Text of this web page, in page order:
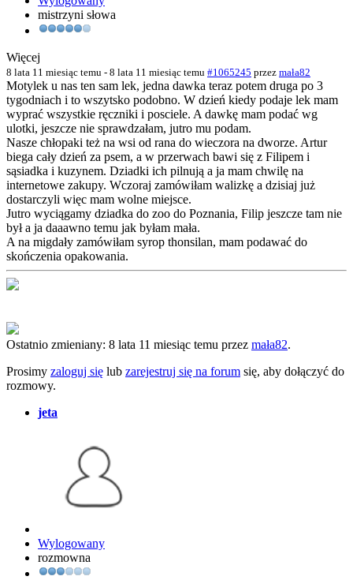
mistrzyni słowa
Więcej
8 lata 11 miesiąc temu - 8 lata 11 miesiąc temu #1065245 przez mała82
Motylek u nas ten sam lek, jedna dawka teraz potem druga po 3
tygodniach i to wszytsko podobno. W dzień kiedy podaje lek mam
wyprać wszystkie ręczniki i posciele. A dawkę mam podać wg
ulotki, jeszcze nie sprawdzałam, jutro mu podam.
Nasze chłopaki też na wsi od rana do wieczora na dworze. Artur
biega cały dzień za psem, a w przerwach bawi się z Filipem i
sąsiadka i kuzynem. Dziadki ich pilnują a ja mam chwilę na
internetowe zakupy. Wczoraj zamówiłam walizkę a dzisiaj już
dostarczyli więc mam wolne miejsce.
Jutro wyciągamy dziadka do zoo do Poznania, Filip jeszcze tam nie
był a ja daaawno temu jak byłam mała.
A na migdały zamówiłam syrop thonsilan, mam podawać do
skończenia opakowania.
Ostatnio zmieniany: 8 lata 11 miesiąc temu przez mała82.
Prosimy zaloguj się lub zarejestruj się na forum się, aby dołączyć do
rozmowy.
jeta
Wylogowany
rozmowna